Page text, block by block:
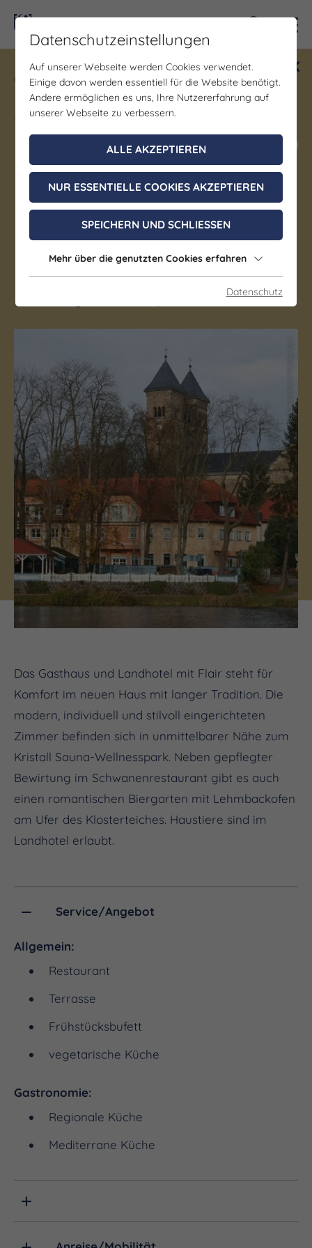
Gewinne ein Blind Date mit Saale-
Unstrut! Teilnahme vom 1.7. - 18.12.
möglich.
Jetzt mitmachen
Gasthaus & Landhotel Zu
den Drei Schwänen
Bad Klosterlausnitz
Regionale Küche | Mediterrane Küche
(c) Saale-Unstrut-Tourismus e.V.
Das Gasthaus und Landhotel mit Flair steht für
Komfort im neuen Haus mit langer Tradition. Die
modern, individuell und stilvoll eingerichteten
Zimmer befinden sich in unmittelbarer Nähe zum
Kristall Sauna-Wellnesspark. Neben gepflegter
Bewirtung im Schwanenrestaurant gibt es auch
einen romantischen Biergarten mit Lehmbackofen
am Ufer des Klosterteiches. Haustiere sind im
Landhotel erlaubt.
Service/Angebot
Allgemein:
Restaurant
Terrasse
Frühstücksbufett
vegetarische Küche
Gastronomie:
Regionale Küche
Mediterrane Küche
Datenschutzeinstellungen
Auf unserer Webseite werden Cookies verwendet.
Einige davon werden essentiell für die Website benötigt.
Andere ermöglichen es uns, Ihre Nutzererfahrung auf
unserer Webseite zu verbessern.
ALLE AKZEPTIEREN
NUR ESSENTIELLE COOKIES AKZEPTIEREN
SPEICHERN UND SCHLIESSEN
Mehr über die genutzten Cookies erfahren
Datenschutz